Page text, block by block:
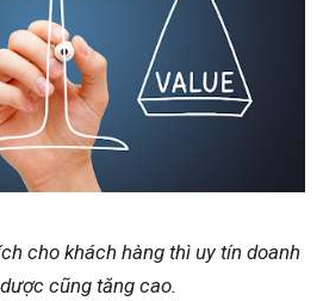
cho khách hàng thì uy tín doanh
cũng tăng cao.